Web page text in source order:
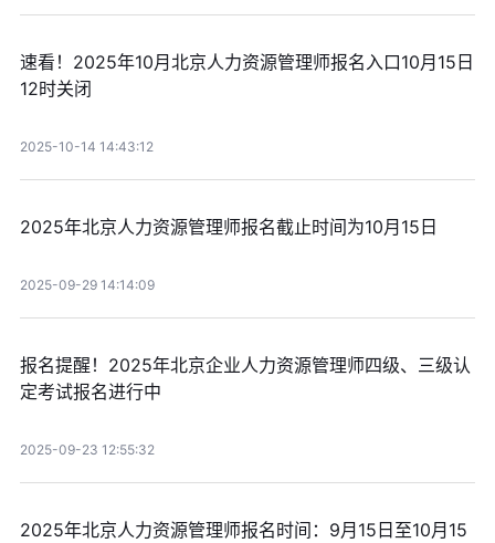
速看！2025年10月北京人力资源管理师报名入口10月15日
12时关闭
2025-10-14 14:43:12
2025年北京人力资源管理师报名截止时间为10月15日
2025-09-29 14:14:09
报名提醒！2025年北京企业人力资源管理师四级、三级认
定考试报名进行中
2025-09-23 12:55:32
2025年北京人力资源管理师报名时间：9月15日至10月15